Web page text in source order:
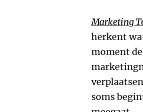
Marketing
herkent
moment
soms